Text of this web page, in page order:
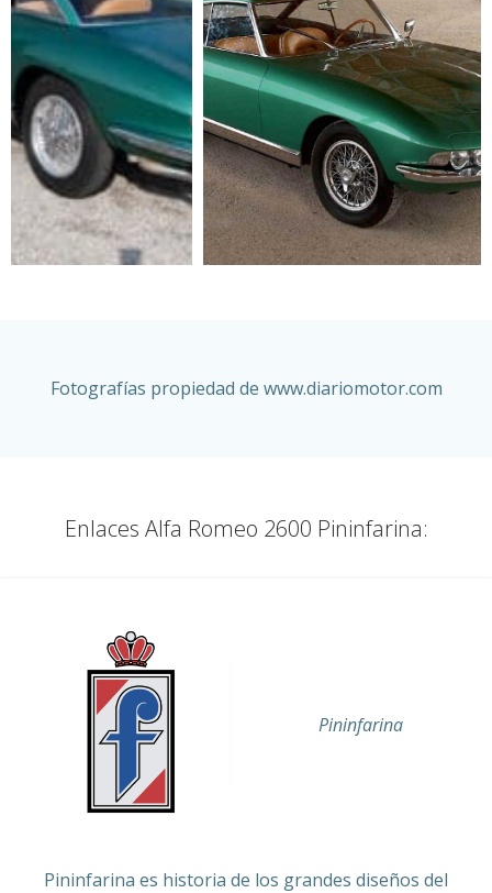
Fotografías propiedad de www.diariomotor.com
Enlaces Alfa Romeo 2600 Pininfarina:
Pininfarina
Pininfarina es historia de los grandes diseños del